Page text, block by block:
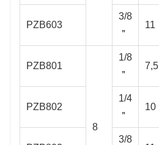
PZB603
3/8
＂
11
PZB801
8
1/8
＂
7,5
PZB802
1/4
＂
10
3/8